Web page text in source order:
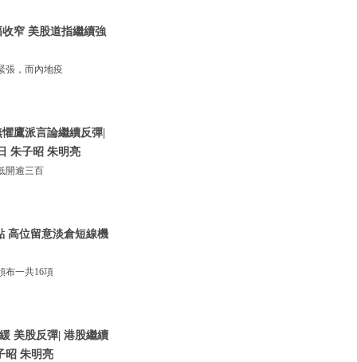
收窄 美股道指繼續強
張，而內地疫
鷹派言論繼續反彈|
朱子昭 朱明亮
開逾三百
高位留意淡倉短線機
布一共16項
美股反彈| 港股繼續
昭 朱明亮